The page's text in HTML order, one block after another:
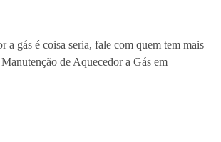
a gás é coisa seria, fale com quem tem mais
de Aquecedor a Gás em